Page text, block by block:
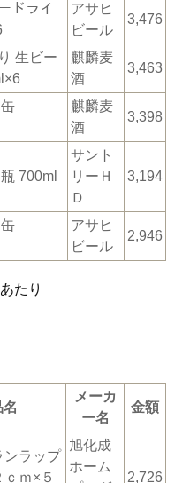
ドライ
アサヒ
ビール
3,476
生ビー
麒麟麦
酒
3,463
麒麟麦
酒
3,398
700ml
サント
リーＨ
Ｄ
3,194
アサヒ
ビール
2,946
たり
メーカ
ー名
金額
ンラップ
ｍ×５
旭化成
ホーム
2,726